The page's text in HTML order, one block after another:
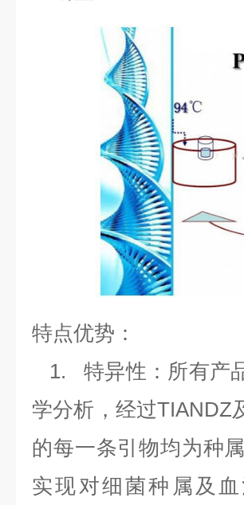
特点优势：
1. 特异性：所有产
学分析，经过TIANDZ
的每一条引物均为种
实现对细菌种属及